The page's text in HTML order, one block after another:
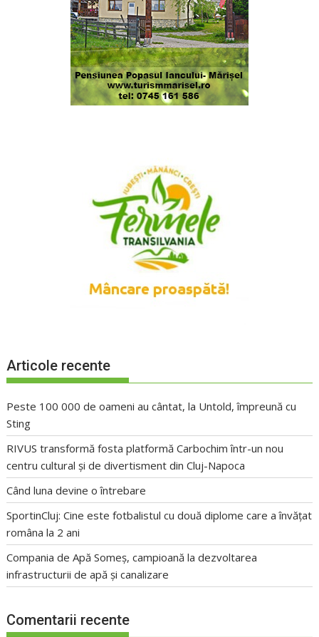
Articole recente
Peste 100 000 de oameni au cântat, la Untold, împreună cu
Sting
RIVUS transformă fosta platformă Carbochim într-un nou
centru cultural și de divertisment din Cluj-Napoca
Când luna devine o întrebare
SportinCluj: Cine este fotbalistul cu două diplome care a învățat
româna la 2 ani
Compania de Apă Someș, campioană la dezvoltarea
infrastructurii de apă și canalizare
Comentarii recente